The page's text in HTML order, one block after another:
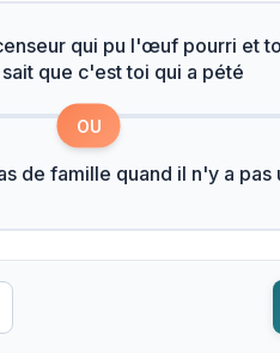
qui pu l'œuf pourri et
que c'est toi qui a pété
OU
de famille quand il n'y a pas